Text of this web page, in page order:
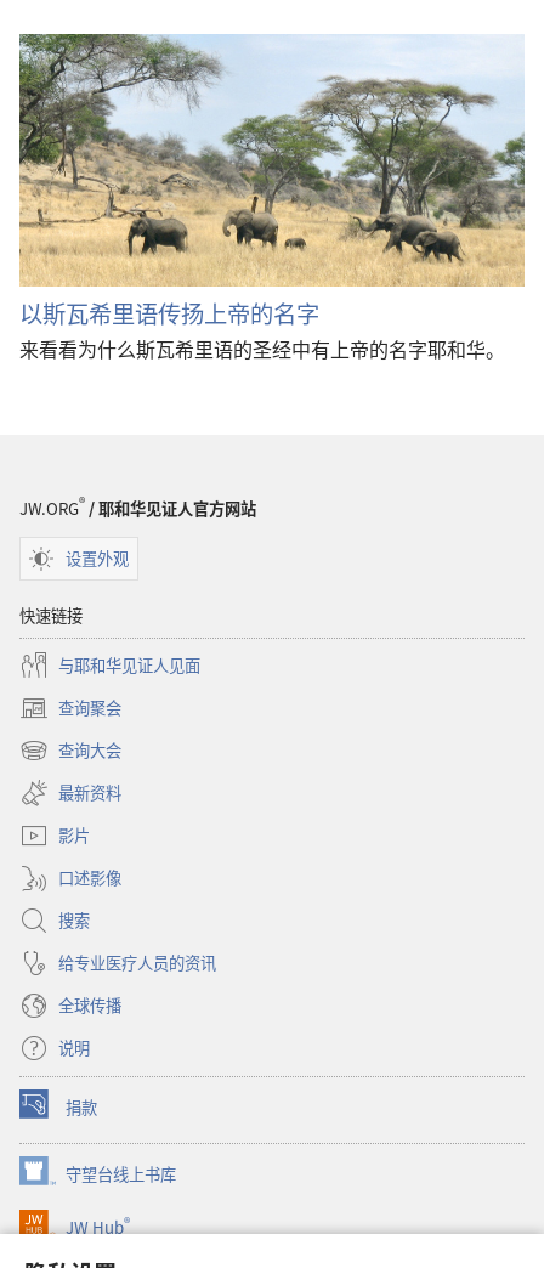
以斯瓦希里语传扬上帝的名字
来看看为什么斯瓦希里语的圣经中有上帝的名字耶和华。
JW.ORG® / 耶和华见证人官方网站
设置外观
快速链接
与耶和华见证人见面
查询聚会
（打
开
新
窗
口）
查询大会
（打
开
新
窗
最新资料
影片
口述影像
搜索
给专业医疗人员的资讯
全球传播
说明
捐款
（打
开
新
窗
口）
守望台线上书库
（打
开
新
JW Hub®
（打
开